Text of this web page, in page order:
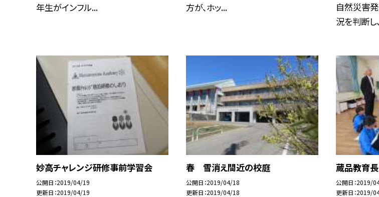
年生がインフル...
方が、ホッ...
自然災害
況を判断し
妙高チャレンジ研修事前学習会
公開日 2019/04/19
更新日 2019/04/19
春 雪消え間近の校庭
公開日 2019/04/18
更新日 2019/04/18
蔵品教育
公開日 2019/
更新日 2019/